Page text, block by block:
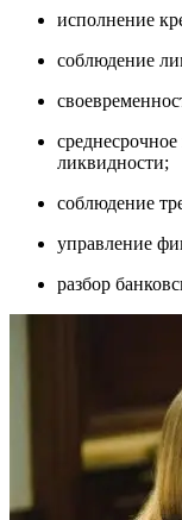
исполнение
соблюдение
ликвидности;
соблюдение
управление
разбор